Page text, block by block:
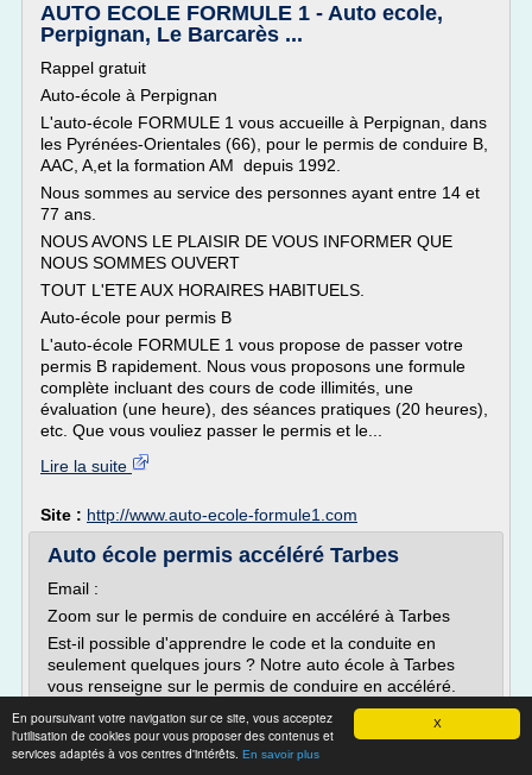
X
En poursuivant votre navigation sur ce site, vous acceptez
l'utilisation de cookies pour vous proposer des contenus et
services adaptés à vos centres d'intérêts. En savoir plus
AUTO ECOLE FORMULE 1 - Auto ecole,
Perpignan, Le Barcarès ...
Rappel gratuit
Auto-école à Perpignan
L'auto-école FORMULE 1 vous accueille à Perpignan, dans
les Pyrénées-Orientales (66), pour le permis de conduire B,
AAC, A,et la formation AM depuis 1992.
Nous sommes au service des personnes ayant entre 14 et
77 ans.
NOUS AVONS LE PLAISIR DE VOUS INFORMER QUE
NOUS SOMMES OUVERT
TOUT L'ETE AUX HORAIRES HABITUELS.
Auto-école pour permis B
L'auto-école FORMULE 1 vous propose de passer votre
permis B rapidement. Nous vous proposons une formule
complète incluant des cours de code illimités, une
évaluation (une heure), des séances pratiques (20 heures),
etc. Que vous vouliez passer le permis et le...
Lire la suite
Site : http://www.auto-ecole-formule1.com
Auto école permis accéléré Tarbes
Email :
Zoom sur le permis de conduire en accéléré à Tarbes
Est-il possible d'apprendre le code et la conduite en
seulement quelques jours ? Notre auto école à Tarbes
vous renseigne sur le permis de conduire en accéléré.
Obtenez toutes les informations nécessaires pour faire
votre choix.